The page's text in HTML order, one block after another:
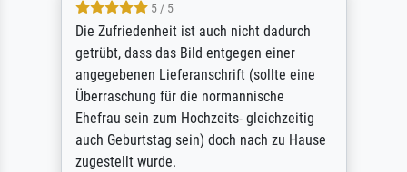
5 / 5
Die Zufriedenheit ist auch nicht dadurch
getrübt, dass das Bild entgegen einer
angegebenen Lieferanschrift (sollte eine
Überraschung für die normannische
Ehefrau sein zum Hochzeits- gleichzeitig
auch Geburtstag sein) doch nach zu Hause
zugestellt wurde.